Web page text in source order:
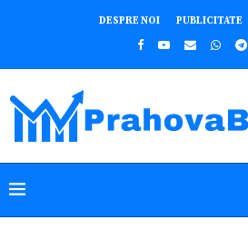
DESPRE NOI PUBLICITATE